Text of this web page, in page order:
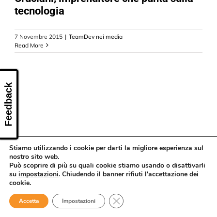
CONTATTI
tecnologia
7 Novembre 2015 | TeamDev nei media
Read More
Stiamo utilizzando i cookie per darti la migliore esperienza sul
nostro sito web.
Può scoprire di più su quali cookie stiamo usando o disattivarli
su impostazioni. Chiudendo il banner rifiuti l'accettazione dei
cookie.
Accetta Impostazioni Close GDPR Cookie Banner
Feedback